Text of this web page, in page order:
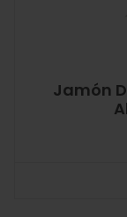
Jamón